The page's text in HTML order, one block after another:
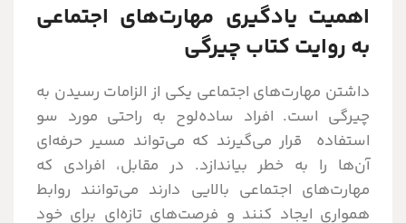
اهمیت یادگیری مهارت‌های اجتماعی
به روایت کتاب چیرگی
داشتن مهارت‌های اجتماعی یکی از الزامات رسیدن به
چیرگی است. افراد ساده‌لوح به راحتی مورد سو
استفاده قرار می‌گیرند که می‌تواند مسیر حرفه‌ای
آن‌ها را به خطر بیاندازد. در مقابل، افرادی که
مهارت‌های اجتماعی بالایی دارند می‌توانند روابط
همواری ایجاد کنند و فرصت‌های تازه‌ای برای خود